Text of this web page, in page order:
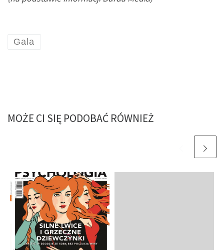
Gala
MOŻE CI SIĘ PODOBAĆ RÓWNIEŻ